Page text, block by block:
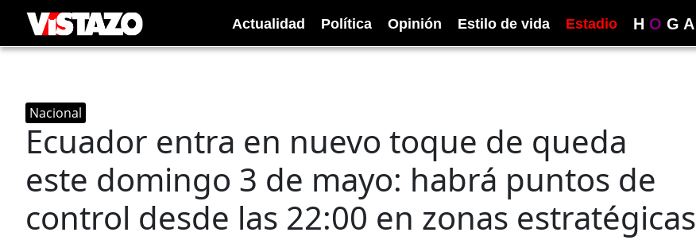
Actualidad Política Opinión Estilo de vida Estadio H O G A
Nacional
Ecuador entra en nuevo toque de queda
este domingo 3 de mayo: habrá puntos de
control desde las 22:00 en zonas estratégicas